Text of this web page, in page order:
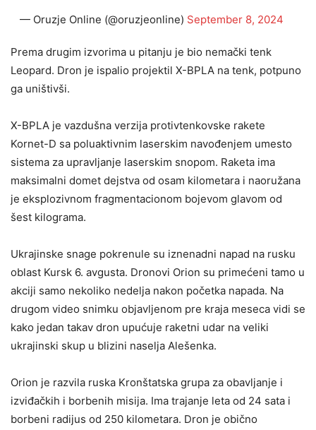
— Oruzje Online (@oruzjeonline) September 8, 2024
Prema drugim izvorima u pitanju je bio nemački tenk
Leopard. Dron je ispalio projektil X-BPLA na tenk, potpuno
ga uništivši.
X-BPLA je vazdušna verzija protivtenkovske rakete
Kornet-D sa poluaktivnim laserskim navođenjem umesto
sistema za upravljanje laserskim snopom. Raketa ima
maksimalni domet dejstva od osam kilometara i naoružana
je eksplozivnom fragmentacionom bojevom glavom od
šest kilograma.
Ukrajinske snage pokrenule su iznenadni napad na rusku
oblast Kursk 6. avgusta. Dronovi Orion su primećeni tamo u
akciji samo nekoliko nedelja nakon početka napada. Na
drugom video snimku objavljenom pre kraja meseca vidi se
kako jedan takav dron upućuje raketni udar na veliki
ukrajinski skup u blizini naselja Alešenka.
Orion je razvila ruska Kronštatska grupa za obavljanje i
izviđačkih i borbenih misija. Ima trajanje leta od 24 sata i
borbeni radijus od 250 kilometara. Dron je obično